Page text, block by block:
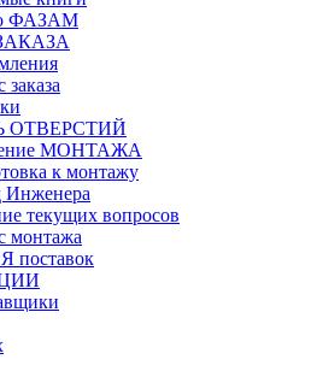
ФАЗАМ
заказа
ОТВЕРСТИЙ
МОНТАЖА
к монтажу
Инженера
текущих вопросов
монтажа
поставок